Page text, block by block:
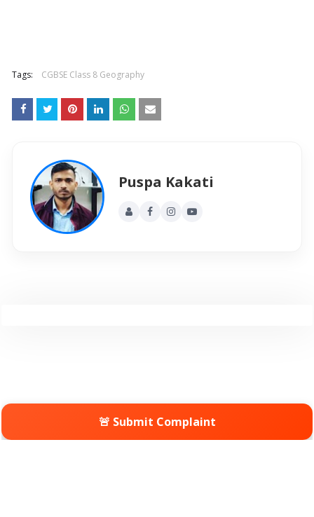
Tags: CGBSE Class 8 Geography
Puspa Kakati
🚨 Submit Complaint